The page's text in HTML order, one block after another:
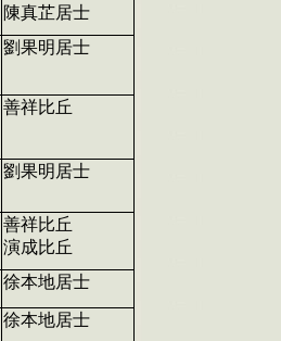
陳真芷居士
劉果明居士
善祥比丘
劉果明居士
善祥比丘
演成比丘
徐本地居士
徐本地居士